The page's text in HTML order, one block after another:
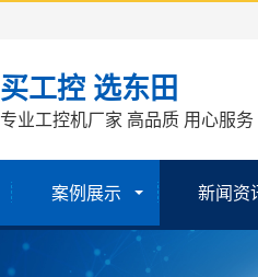
买工控 选东田
专业工控机厂家 高品质 用心服务
案例展示 新闻资